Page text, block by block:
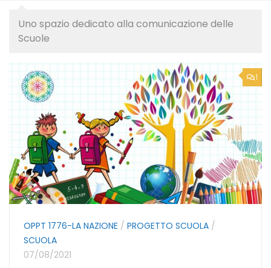
Uno spazio dedicato alla comunicazione delle
Scuole
1
OPPT 1776-LA NAZIONE / PROGETTO SCUOLA /
SCUOLA
07/08/2021